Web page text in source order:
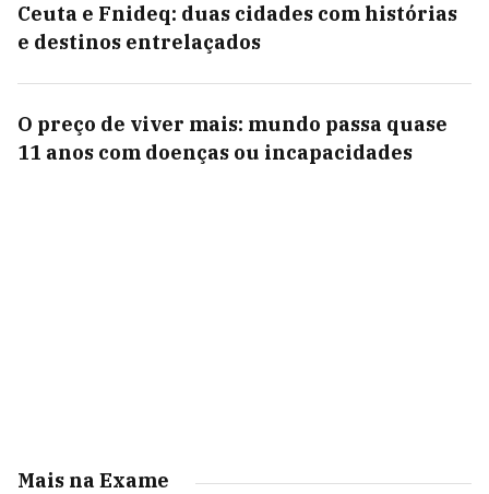
Ceuta e Fnideq: duas cidades com histórias
e destinos entrelaçados
O preço de viver mais: mundo passa quase
11 anos com doenças ou incapacidades
Mais na Exame